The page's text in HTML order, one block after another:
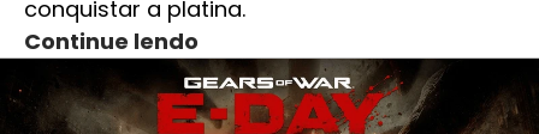
conquistar a platina.
Continue lendo